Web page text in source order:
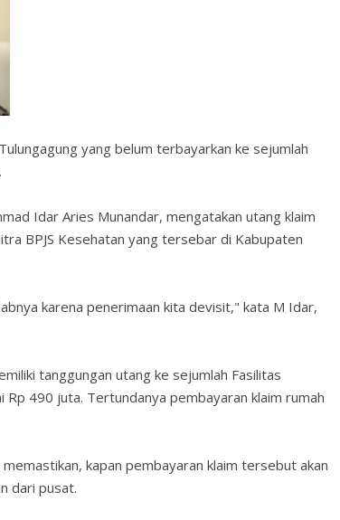
yang belum terbayarkan ke sejumlah
Idar Aries Munandar, mengatakan utang klaim
BPJS Kesehatan yang tersebar di Kabupaten
karena penerimaan kita devisit," kata M Idar,
tanggungan utang ke sejumlah Fasilitas
490 juta. Tertundanya pembayaran klaim rumah
kapan pembayaran klaim tersebut akan
dari pusat.